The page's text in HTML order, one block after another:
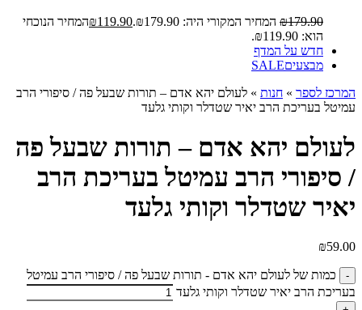
₪179.90 המחיר המקורי היה: ₪179.90. ₪119.90
המחיר הנוכחי
הוא: ₪119.90.
חדש על המדף
מבצעיםSALE
המרכז לספר » חנות » לעולם יהא אדם – תורות שבעל פה / סיפורי הרב
עמיטל בעריכת הרב יאיר שטדלר וקותי גלעד
לעולם יהא אדם – תורות שבעל פה
/ סיפורי הרב עמיטל בעריכת הרב
יאיר שטדלר וקותי גלעד
₪59.00
כמות של לעולם יהא אדם - תורות שבעל פה / סיפורי הרב עמיטל
בעריכת הרב יאיר שטדלר וקותי גלעד